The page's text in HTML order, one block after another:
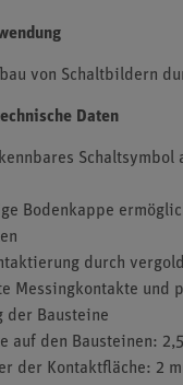
von Schaltbildern
Daten
Bodenkappe
durch
Messingkontakte und
der Bausteine
auf den Bausteinen:
der Kontaktfläche: 2